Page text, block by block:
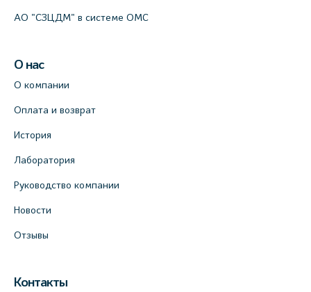
АО "СЗЦДМ" в системе ОМС
О нас
О компании
Оплата и возврат
История
Лаборатория
Руководство компании
Новости
Отзывы
Контакты